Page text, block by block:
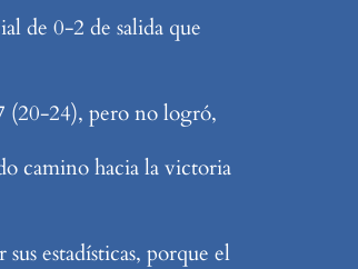
de 0-2 de salida que
(20-24), pero no logró,
camino hacia la victoria
estadísticas, porque el